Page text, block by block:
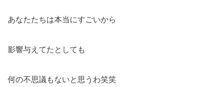
あなたたちは本当にすごいから
影響与えてたとしても
何の不思議もないと思うわ笑笑